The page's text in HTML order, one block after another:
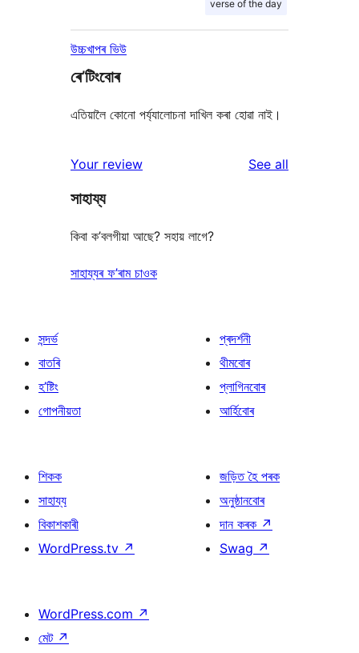
verse of the day
উচ্চখাপৰ ভিউ
ৰে’টিংবোৰ
এতিয়ালৈ কোনো পৰ্য্যালোচনা দাখিল কৰা হোৱা নাই।
Your review See all
সাহায্য
কিবা ক’বলগীয়া আছে? সহায় লাগে?
সাহায্যৰ ফ’ৰাম চাওক
সন্দৰ্ভ
বাতৰি
হ’ষ্টিং
গোপনীয়তা
প্ৰদৰ্শনী
থীমবোৰ
প্লাগিনবোৰ
আৰ্হিবোৰ
শিকক
সাহায্য
বিকাশকাৰী
WordPress.tv ↗
জড়িত হৈ পৰক
অনুষ্ঠানবোৰ
দান কৰক ↗
Swag ↗
WordPress.com ↗
মেট ↗